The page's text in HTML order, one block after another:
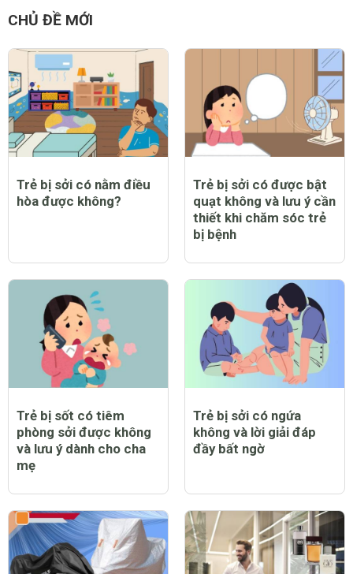
CHỦ ĐỀ MỚI
Trẻ bị sởi có nằm điều
hòa được không?
Trẻ bị sởi có được bật
quạt không và lưu ý cần
thiết khi chăm sóc trẻ
bị bệnh
Trẻ bị sốt có tiêm
phòng sởi được không
và lưu ý dành cho cha
mẹ
Trẻ bị sởi có ngứa
không và lời giải đáp
đầy bất ngờ